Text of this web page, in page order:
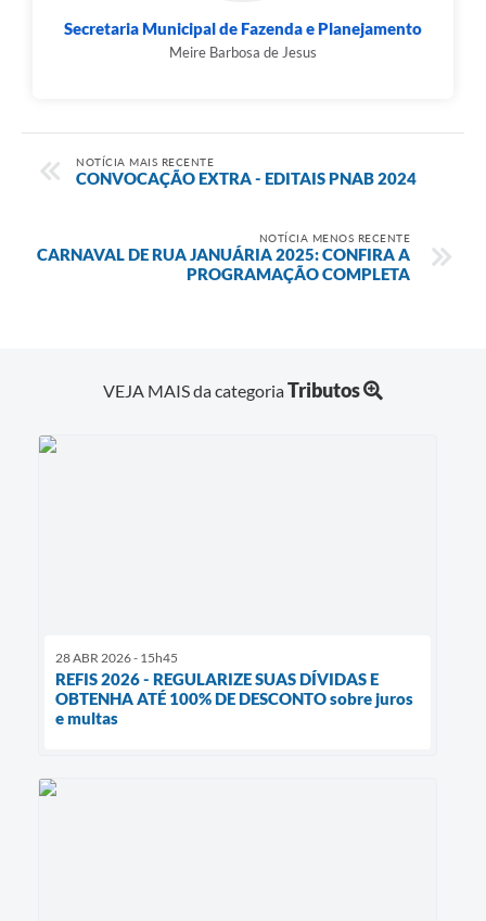
Secretaria Municipal de Fazenda e Planejamento
Meire Barbosa de Jesus
NOTÍCIA MAIS RECENTE
CONVOCAÇÃO EXTRA - EDITAIS PNAB 2024
NOTÍCIA MENOS RECENTE
CARNAVAL DE RUA JANUÁRIA 2025: CONFIRA A
PROGRAMAÇÃO COMPLETA
VEJA MAIS da categoriaTributos
28 ABR 2026 - 15h45
REFIS 2026 - REGULARIZE SUAS DÍVIDAS E
OBTENHA ATÉ 100% DE DESCONTO sobre juros
e multas